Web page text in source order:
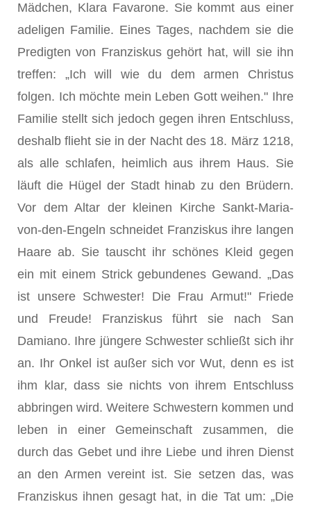
Mädchen, Klara Favarone. Sie kommt aus einer
adeligen Familie. Eines Tages, nachdem sie die
Predigten von Franziskus gehört hat, will sie ihn
treffen: „Ich will wie du dem armen Christus
folgen. Ich möchte mein Leben Gott weihen." Ihre
Familie stellt sich jedoch gegen ihren Entschluss,
deshalb flieht sie in der Nacht des 18. März 1218,
als alle schlafen, heimlich aus ihrem Haus. Sie
läuft die Hügel der Stadt hinab zu den Brüdern.
Vor dem Altar der kleinen Kirche Sankt-Maria-
von-den-Engeln schneidet Franziskus ihre langen
Haare ab. Sie tauscht ihr schönes Kleid gegen
ein mit einem Strick gebundenes Gewand. „Das
ist unsere Schwester! Die Frau Armut!" Friede
und Freude! Franziskus führt sie nach San
Damiano. Ihre jüngere Schwester schließt sich ihr
an. Ihr Onkel ist außer sich vor Wut, denn es ist
ihm klar, dass sie nichts von ihrem Entschluss
abbringen wird. Weitere Schwestern kommen und
leben in einer Gemeinschaft zusammen, die
durch das Gebet und ihre Liebe und ihren Dienst
an den Armen vereint ist. Sie setzen das, was
Franziskus ihnen gesagt hat, in die Tat um: „Die